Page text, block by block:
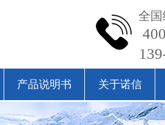
全
产品说明书 关于诺信